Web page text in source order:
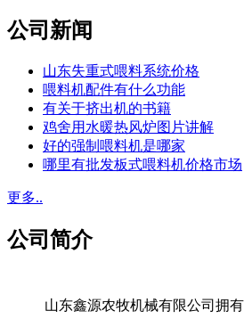
公司新闻
山东失重式喂料系统价格
喂料机配件有什么功能
有关于挤出机的书籍
鸡舍用水暖热风炉图片讲解
好的强制喂料机是哪家
哪里有批发板式喂料机价格市场
更多..
公司简介
山东鑫源农牧机械有限公司拥有